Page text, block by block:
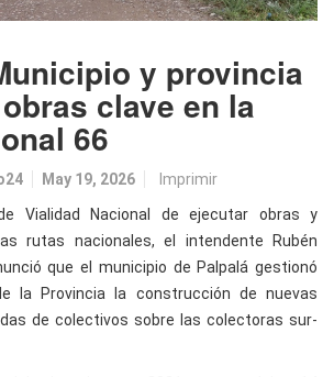
y provincia
clave en la
66
May 19, 2026 Imprimir
Vialidad Nacional de ejecutar obras y
rutas nacionales, el intendente Rubén
que el municipio de Palpalá gestionó
la Provincia la construcción de nuevas
de colectivos sobre las colectoras sur-